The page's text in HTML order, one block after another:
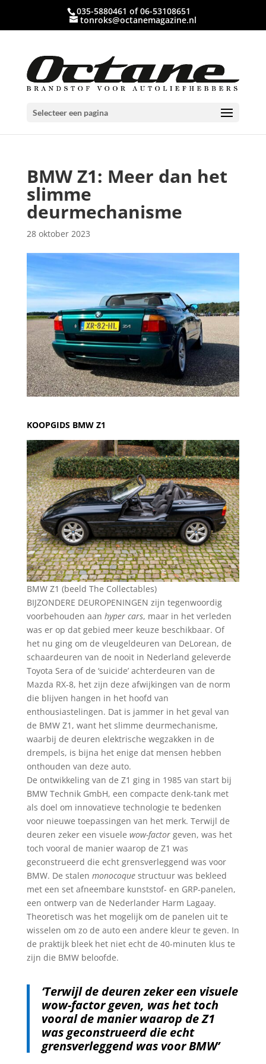
035-5880461 of 06-53108651
tonroks@octanemagazine.nl
Selecteer een pagina
BMW Z1: Meer dan het
slimme
deurmechanisme
28 oktober 2023
KOOPGIDS BMW Z1
BMW Z1 (beeld The Collectables)
BIJZONDERE DEUROPENINGEN zijn tegenwoordig
voorbehouden aan hyper cars, maar in het verleden
was er op dat gebied meer keuze beschikbaar. Of
het nu ging om de vleugeldeuren van DeLorean, de
schaardeuren van de nooit in Nederland geleverde
Toyota Sera of de ‘suicide’ achterdeuren van de
Mazda RX-8, het zijn deze afwijkingen van de norm
die blijven hangen in het hoofd van
enthousiastelingen. Dat is jammer in het geval van
de BMW Z1, want het slimme deurmechanisme,
waarbij de deuren elektrische wegzakken in de
drempels, is bijna het enige dat mensen hebben
onthouden van deze auto.
De ontwikkeling van de Z1 ging in 1985 van start bij
BMW Technik GmbH, een compacte denk-tank met
als doel om innovatieve technologie te bedenken
voor nieuwe toepassingen van het merk. Terwijl de
deuren zeker een visuele wow-factorgeven, was het
toch vooral de manier waarop de Z1 was
geconstrueerd die echt grensverleggend was voor
BMW. De stalen monocoquestructuur was bekleed
met een set afneembare kunststof- en GRP-panelen,
een ontwerp van de Nederlander Harm Lagaay.
Theoretisch was het mogelijk om de panelen uit te
wisselen om zo de auto een andere kleur te geven. In
de praktijk bleek het niet echt de 40-minuten klus te
zijn die BMW beloofde.
‘Terwijl de deuren zeker een visuele
wow-factor geven, was het toch
vooral de manier waarop de Z1
was geconstrueerd die echt
grensverleggend was voor BMW’